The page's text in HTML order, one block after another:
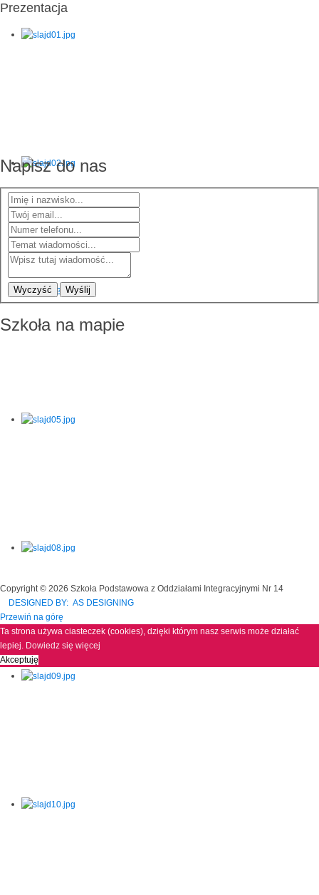
Prezentacja
Napisz do nas
Wyczyść Wyślij
Szkoła na mapie
Copyright © 2026 Szkoła Podstawowa z Oddziałami Integracyjnymi Nr 14
DESIGNED BY: AS DESIGNING
Przewiń na górę
Ta strona używa ciasteczek (cookies), dzięki którym nasz serwis może działać
lepiej. Dowiedz się więcej
Akceptuję